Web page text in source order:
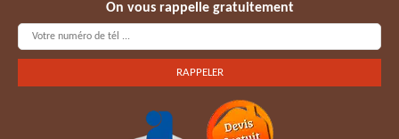
On vous rappelle gratuitement